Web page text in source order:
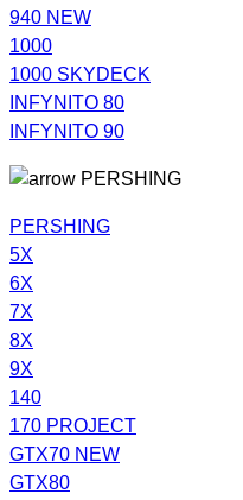
940 NEW
1000
1000 SKYDECK
INFYNITO 80
INFYNITO 90
PERSHING
PERSHING
5X
6X
7X
8X
9X
140
170 PROJECT
GTX70 NEW
GTX80